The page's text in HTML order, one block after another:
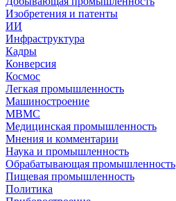
Изобретения и патенты
ИИ
Инфраструктура
Кадры
Конверсия
Космос
Легкая промышленность
Машиностроение
МВМС
Медицинская промышленность
Мнения и комментарии
Наука и промышленность
Обрабатывающая промышленность
Пищевая промышленность
Политика